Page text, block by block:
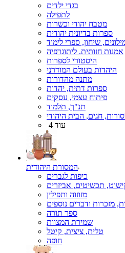
בגדי ילדים
לתפילה
מטבח יהודי וכשרות
ספרות בדיונית יהודית
שיחון, ספרי לימוד
אמנות חזותית. ליתוגרפיה
היסטורי לספרות
היהדות בעולם המודרני
מתנה מהדורות
ספרות דתית, יהדות
פיתוח עצמי, עסקים
תנ"ך, תלמוד
חגים, הבית היהודי
עוד 4
המסורת היהודית
כיפות לגברים
תכשיטים, אביזרים
מזוזוה ותפילין
מזכרות ודברים נוספים
ספר תורה
שמירת המצוות
טלית, ציצית, קיטל